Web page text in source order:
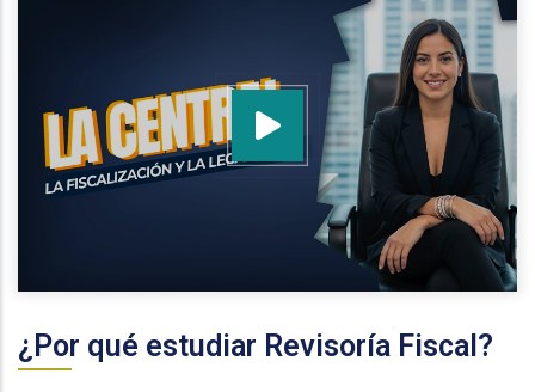
¿Por qué estudiar Revisoría Fiscal?